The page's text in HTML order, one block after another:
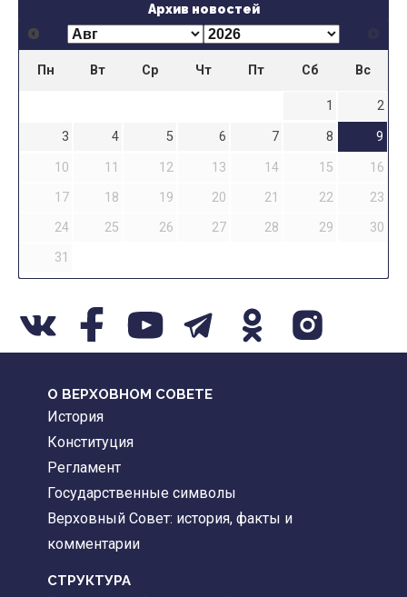
Архив новостей
Пн Вт Ср Чт Пт Сб Вс
1
2
3
4 5 6 7 8
9
10
11 12 13 14 15
16
17
18 19 20 21 22
23
24
25 26 27 28 29
30
31
О ВЕРХОВНОМ СОВЕТЕ
История
Конституция
Регламент
Государственные символы
Верховный Совет: история, факты и
комментарии
CТРУКТУРА